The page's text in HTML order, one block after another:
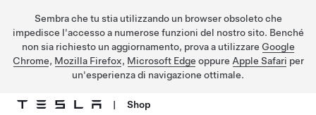
Sembra che tu stia utilizzando un browser obsoleto che
impedisce l'accesso a numerose funzioni del nostro sito. Benché
non sia richiesto un aggiornamento, prova a utilizzare Google
Chrome, Mozilla Firefox, Microsoft Edge oppure Apple Safari per
un'esperienza di navigazione ottimale.
| Shop